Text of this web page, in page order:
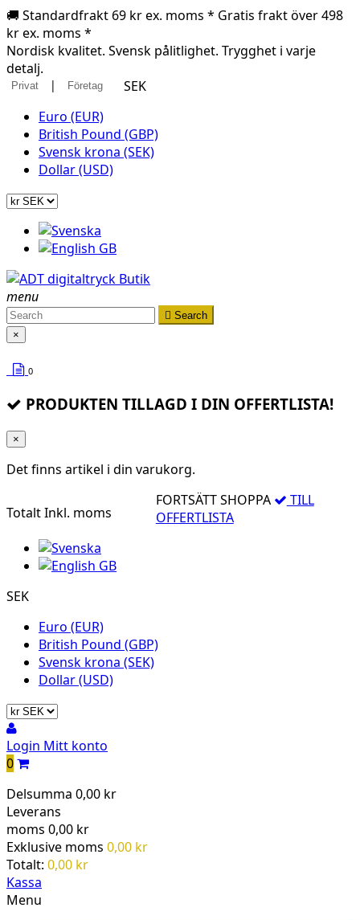
🚚 Standardfrakt 69 kr ex. moms * Gratis frakt över 498
kr ex. moms *
Nordisk kvalitet. Svensk pålitlighet. Trygghet i varje
detalj.
Privat | Företag
SEK
Euro (EUR)
British Pound (GBP)
Svensk krona (SEK)
Dollar (USD)
menu
 Search
×
0
PRODUKTEN TILLAGD I DIN OFFERTLISTA!
×
Det finns artikel i din varukorg.
TotaltInkl. moms
FORTSÄTT SHOPPA
TILL
OFFERTLISTA
SEK
Euro (EUR)
British Pound (GBP)
Svensk krona (SEK)
Dollar (USD)
Login Mitt konto
0
Delsumma 0,00 kr
Leverans
moms 0,00 kr
Exklusive moms 0,00 kr
Totalt: 0,00 kr
Kassa
Menu